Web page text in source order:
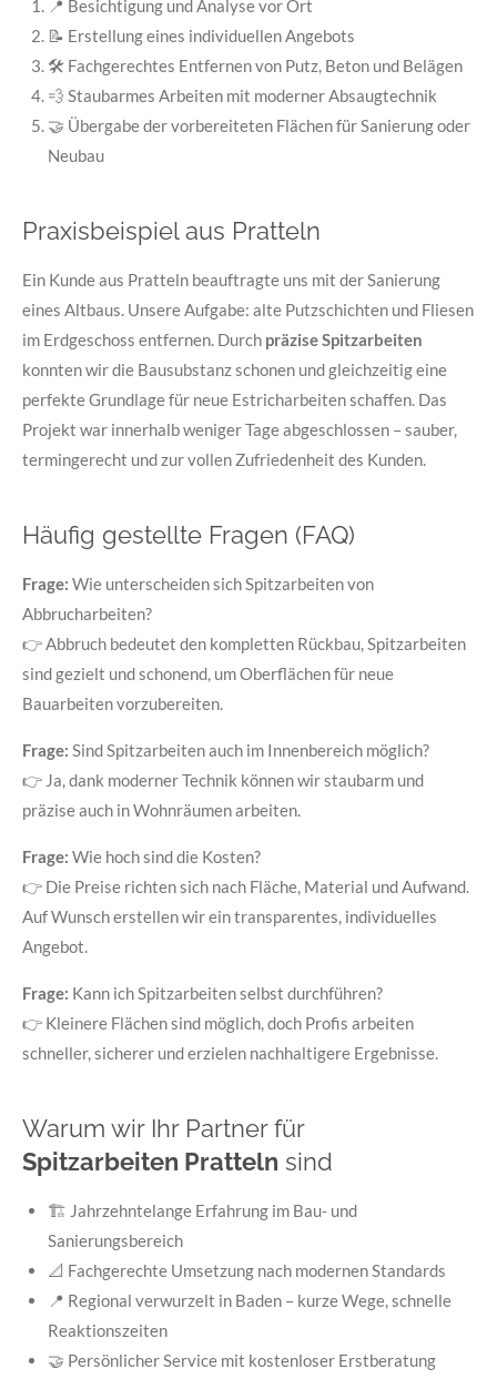
📍 Besichtigung und Analyse vor Ort
📝 Erstellung eines individuellen Angebots
🛠️ Fachgerechtes Entfernen von Putz, Beton und Belägen
💨 Staubarmes Arbeiten mit moderner Absaugtechnik
🤝 Übergabe der vorbereiteten Flächen für Sanierung oder
Neubau
Praxisbeispiel aus Pratteln
Ein Kunde aus Pratteln beauftragte uns mit der Sanierung
eines Altbaus. Unsere Aufgabe: alte Putzschichten und Fliesen
im Erdgeschoss entfernen. Durch präzise Spitzarbeiten
konnten wir die Bausubstanz schonen und gleichzeitig eine
perfekte Grundlage für neue Estricharbeiten schaffen. Das
Projekt war innerhalb weniger Tage abgeschlossen – sauber,
termingerecht und zur vollen Zufriedenheit des Kunden.
Häufig gestellte Fragen (FAQ)
Frage: Wie unterscheiden sich Spitzarbeiten von
Abbrucharbeiten?
👉 Abbruch bedeutet den kompletten Rückbau, Spitzarbeiten
sind gezielt und schonend, um Oberflächen für neue
Bauarbeiten vorzubereiten.
Frage: Sind Spitzarbeiten auch im Innenbereich möglich?
👉 Ja, dank moderner Technik können wir staubarm und
präzise auch in Wohnräumen arbeiten.
Frage: Wie hoch sind die Kosten?
👉 Die Preise richten sich nach Fläche, Material und Aufwand.
Auf Wunsch erstellen wir ein transparentes, individuelles
Angebot.
Frage: Kann ich Spitzarbeiten selbst durchführen?
👉 Kleinere Flächen sind möglich, doch Profis arbeiten
schneller, sicherer und erzielen nachhaltigere Ergebnisse.
Warum wir Ihr Partner für
Spitzarbeiten Pratteln sind
🏗️ Jahrzehntelange Erfahrung im Bau- und
Sanierungsbereich
📐 Fachgerechte Umsetzung nach modernen Standards
📍 Regional verwurzelt in Baden – kurze Wege, schnelle
Reaktionszeiten
🤝 Persönlicher Service mit kostenloser Erstberatung